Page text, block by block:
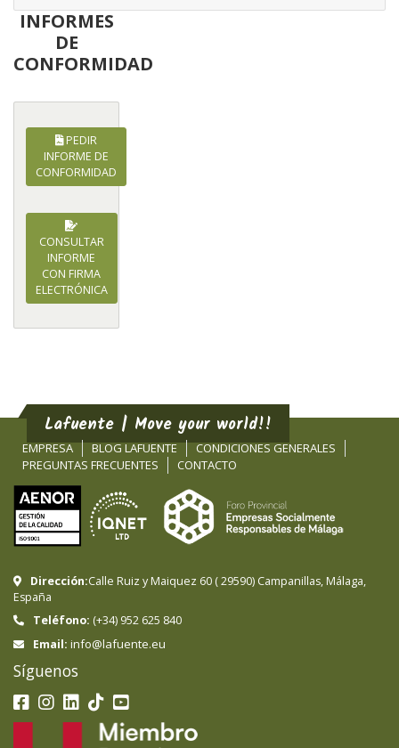
INFORMES
DE
CONFORMIDAD
PEDIR
INFORME DE
CONFORMIDAD
CONSULTAR
INFORME
CON FIRMA
ELECTRÓNICA
Lafuente | Move your world!!
EMPRESA BLOG LAFUENTE
CONDICIONES GENERALES
PREGUNTAS FRECUENTES
CONTACTO
Dirección:Calle Ruiz y Maiquez 60 (29590) Campanillas, Málaga,
España
Teléfono: (+34) 952 625 840
Email: info@lafuente.eu
Síguenos